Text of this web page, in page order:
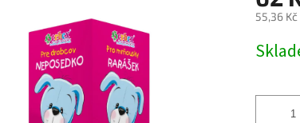
55,36 Kč
cena: